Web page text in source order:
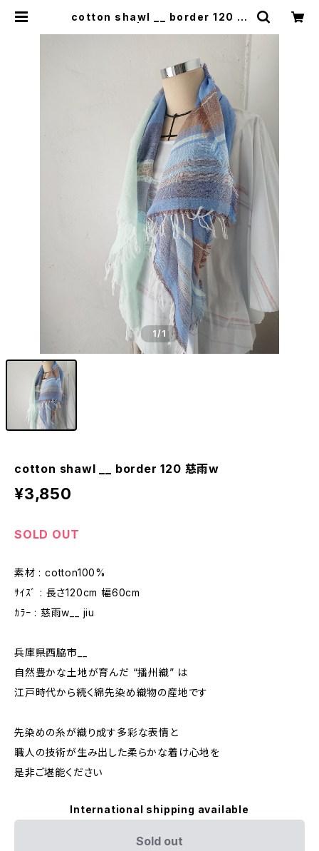
cotton shawl __ border 120 慈
1/1
cotton shawl __ border 120 慈雨w
¥3,850
SOLD OUT
素材 : cotton100%
ｻｲｽﾞ : 長さ120cm 幅60cm
ｶﾗｰ : 慈雨w__ jiu
兵庫県西脇市__
自然豊かな土地が育んだ “播州織” は
江戸時代から続く綿先染め織物の産地です
先染めの糸が織り成す多彩な表情と
職人の技術が生み出した柔らかな着け心地を
是非ご堪能ください
International shipping available
Sold out